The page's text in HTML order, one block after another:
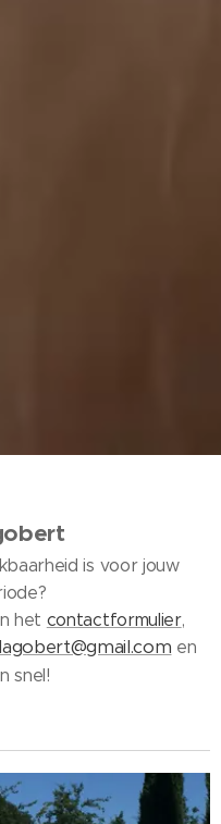
is voor jouw
het contactformulier,
en
snel!